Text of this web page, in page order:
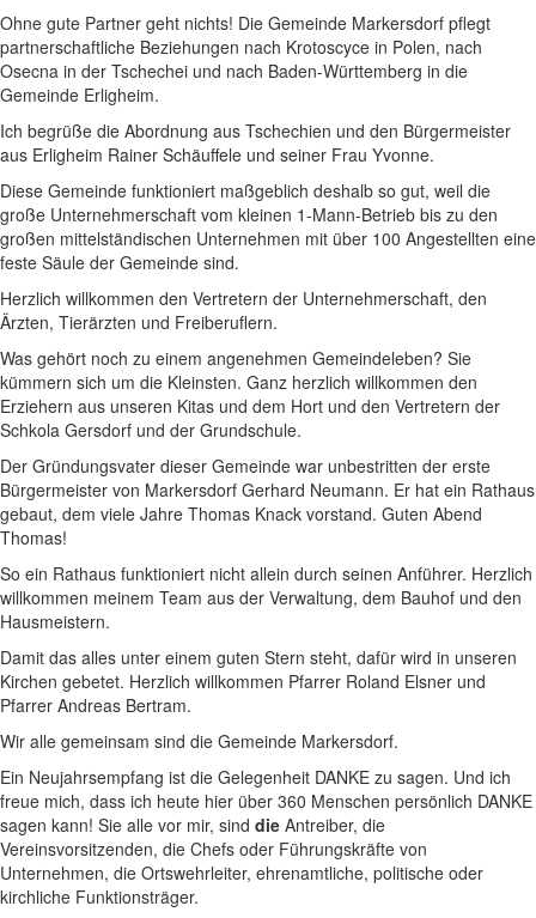
Ohne gute Partner geht nichts! Die Gemeinde Markersdorf pflegt
partnerschaftliche Beziehungen nach Krotoscyce in Polen, nach
Osecna in der Tschechei und nach Baden-Württemberg in die
Gemeinde Erligheim.
Ich begrüße die Abordnung aus Tschechien und den Bürgermeister
aus Erligheim Rainer Schäuffele und seiner Frau Yvonne.
Diese Gemeinde funktioniert maßgeblich deshalb so gut, weil die
große Unternehmerschaft vom kleinen 1-Mann-Betrieb bis zu den
großen mittelständischen Unternehmen mit über 100 Angestellten eine
feste Säule der Gemeinde sind.
Herzlich willkommen den Vertretern der Unternehmerschaft, den
Ärzten, Tierärzten und Freiberuflern.
Was gehört noch zu einem angenehmen Gemeindeleben? Sie
kümmern sich um die Kleinsten. Ganz herzlich willkommen den
Erziehern aus unseren Kitas und dem Hort und den Vertretern der
Schkola Gersdorf und der Grundschule.
Der Gründungsvater dieser Gemeinde war unbestritten der erste
Bürgermeister von Markersdorf Gerhard Neumann. Er hat ein Rathaus
gebaut, dem viele Jahre Thomas Knack vorstand. Guten Abend
Thomas!
So ein Rathaus funktioniert nicht allein durch seinen Anführer. Herzlich
willkommen meinem Team aus der Verwaltung, dem Bauhof und den
Hausmeistern.
Damit das alles unter einem guten Stern steht, dafür wird in unseren
Kirchen gebetet. Herzlich willkommen Pfarrer Roland Elsner und
Pfarrer Andreas Bertram.
Wir alle gemeinsam sind die Gemeinde Markersdorf.
Ein Neujahrsempfang ist die Gelegenheit DANKE zu sagen. Und ich
freue mich, dass ich heute hier über 360 Menschen persönlich DANKE
sagen kann! Sie alle vor mir, sind die Antreiber, die
Vereinsvorsitzenden, die Chefs oder Führungskräfte von
Unternehmen, die Ortswehrleiter, ehrenamtliche, politische oder
kirchliche Funktionsträger.